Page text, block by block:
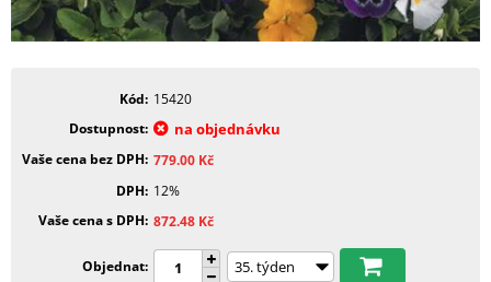
Kód 15420
Dostupnost
na objednávku
Vaše cena bez DPH 779.00 Kč
DPH 12%
Vaše cena s DPH 872.48 Kč
Objednat